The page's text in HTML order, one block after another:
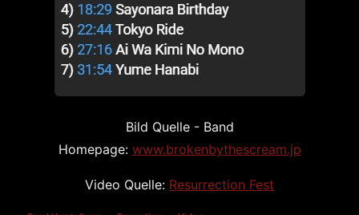
Bild Quelle - Band
Homepage: www.brokenbythescream.jp
Video Quelle: Resurrection Fest